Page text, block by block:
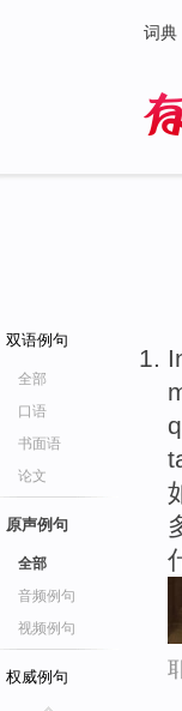
词典
双语例句
全部
口语
书面语
论文
原声例句
全部
音频例句
视频例句
权威例句